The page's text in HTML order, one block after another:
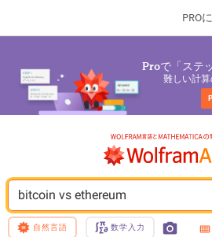
PRO
Proで「ステ
難しい計
bitcoin vs ethereum
自然言語 数学入力